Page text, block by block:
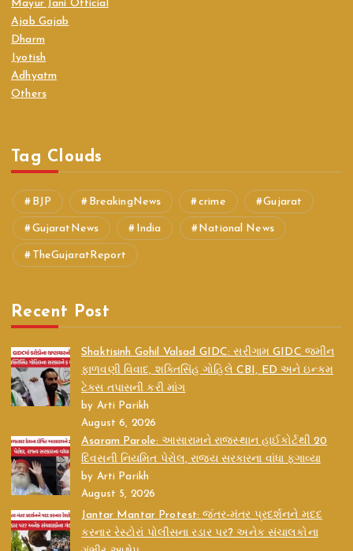
Mayur Jani Official
Ajab Gajab
Dharm
Jyotish
Adhyatm
Others
Tag Clouds
BJP BreakingNews crime Gujarat
GujaratNews India National News
TheGujaratReport
Recent Post
Shaktisinh Gohil Valsad GIDC: સરીગામ GIDC જમીન
ફાળવણી વિવાદ, શક્તિસિંહ ગોહિલે CBI, ED અને ઇન્કમ
ટેક્સ તપાસની કરી માંગ
by Arti Parikh
August 6, 2026
Asaram Parole: આસારામને રાજસ્થાન હાઈકોર્ટથી 20
દિવસની નિયમિત પેરોલ, રાજ્ય સરકારના વાંધા ફગાવ્યા
by Arti Parikh
August 5, 2026
Jantar Mantar Protest: જંતર-મંતર પ્રદર્શનને મદદ
કરનાર રેસ્ટોરાં પોલીસના રડાર પર? અનેક સંચાલકોના